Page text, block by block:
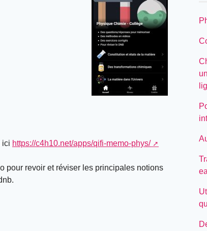
ici https://c4h10.net/apps/qifi-memo-phys/
pour revoir et réviser les principales notions